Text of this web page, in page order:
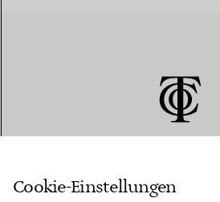
KUNDENSERVICE
Cookie-Einstellungen